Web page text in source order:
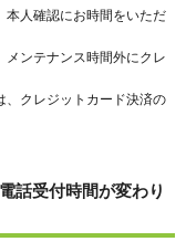
人確認にお時間をいただ
ンテナンス時間外にクレ
クレジットカード決済の
話受付時間が変わり